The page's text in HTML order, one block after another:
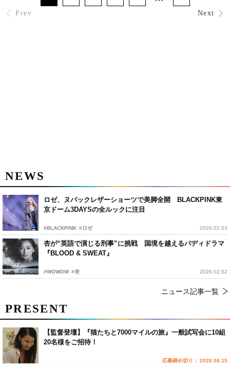
Prev Next
NEWS
ロゼ、ヌバックレザーショーツで美脚全開 BLACKPINK東
京ドーム3DAYSの全ルックに注目
#BLACKPINK #ロゼ 2026.02.03
杏が“英語で演じる刑事”に挑戦 国境を越えるバディドラマ
『BLOOD & SWEAT』
#WOWOW #杏 2026.02.02
ニュース記事一覧
PRESENT
【監督登壇】『猫たちと7000マイルの旅』一般試写会に10組
20名様をご招待！
応募締め切り： 2026.08.15